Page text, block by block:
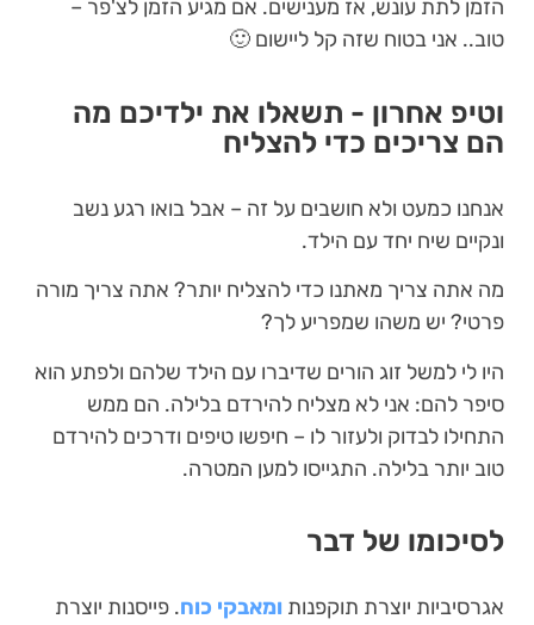
הזמן לתת עונש, אז מענישים. אם מגיע הזמן לצ'פר –
טוב.. אני בטוח שזה קל ליישום 🙂
וטיפ אחרון - תשאלו את ילדיכם מה
הם צריכים כדי להצליח
אנחנו כמעט ולא חושבים על זה – אבל בואו רגע נשב
ונקיים שיח יחד עם הילד.
מה אתה צריך מאתנו כדי להצליח יותר? אתה צריך מורה
פרטי? יש משהו שמפריע לך?
היו לי למשל זוג הורים שדיברו עם הילד שלהם ולפתע הוא
סיפר להם: אני לא מצליח להירדם בלילה. הם ממש
התחילו לבדוק ולעזור לו – חיפשו טיפים ודרכים להירדם
טוב יותר בלילה. התגייסו למען המטרה.
לסיכומו של דבר
אגרסיביות יוצרת תוקפנות ומאבקי כוח. פייסנות יוצרת